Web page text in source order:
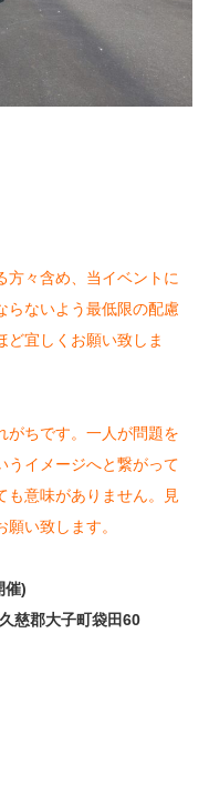
方々含め、当イベントに
らないよう最低限の配慮
ど宜しくお願い致しま
がちです。一人が問題を
うイメージへと繋がって
も意味がありません。見
い致します。
催)
慈郡大子町袋田60